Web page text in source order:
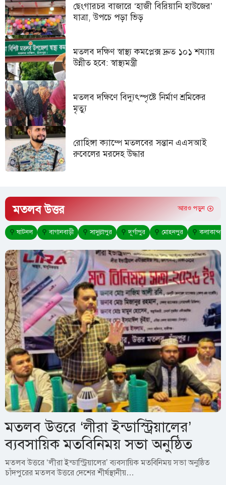
ছেংগারচর বাজারে ‘হাজী বিরিয়ানি হাউজের’
যাত্রা, উপচে পড়া ভিড়
মতলব দক্ষিণ স্বাস্থ্য কমপ্লেক্স দ্রুত ১০১ শয্যায়
উন্নীত হবে: স্বাস্থ্যমন্ত্রী
মতলব দক্ষিণে বিদ্যুৎস্পৃষ্টে নির্মাণ শ্রমিকের
মৃত্যু
রোহিঙ্গা ক্যাম্পে মতলবের সন্তান এএসআই
রুবেলের মরদেহ উদ্ধার
মতলব উত্তর আরও পড়ুন
⚲ ষাটনল ⚲ বাগানবাড়ী ⚲ সাদুল্লাপুর ⚲ দূর্গাপুর ⚲ মোহনপুর ⚲ কলাকান্দা
মতলব উত্তরে ‘লীরা ইন্ডাস্ট্রিয়ালের’
ব্যবসায়িক মতবিনিময় সভা অনুষ্ঠিত
মতলব উত্তরে ‘লীরা ইন্ডাস্ট্রিয়ালের’ ব্যবসায়িক মতবিনিময় সভা অনুষ্ঠিত
চাঁদপুরের মতলব উত্তরে দেশের শীর্ষস্থানীয়…